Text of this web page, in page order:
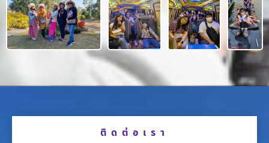
ติดต่อเรา